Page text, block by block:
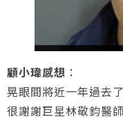
顧小瑋感想 ：
晃眼間將近一年過去
很謝謝巨星林敬鈞醫